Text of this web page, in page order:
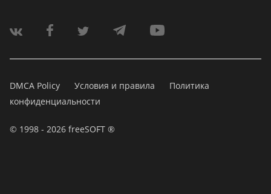
DMCA Policy Условия и правила
Политика
конфиденциальности
© 1998 - 2026 freeSOFT ®